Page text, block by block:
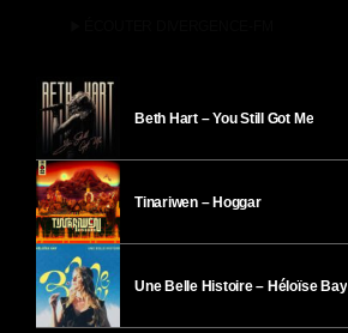
Beth Hart – You Still Got Me
Tinariwen – Hoggar
Une Belle Histoire – Héloïse Bay